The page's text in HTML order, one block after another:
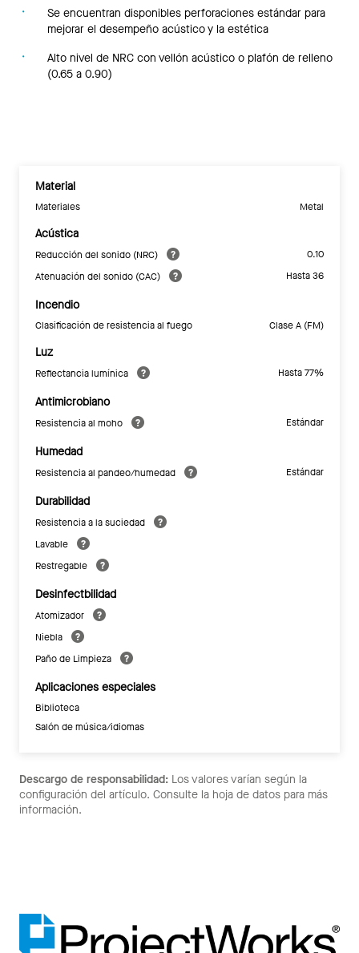
Se encuentran disponibles perforaciones estándar para
mejorar el desempeño acústico y la estética
Alto nivel de NRC con vellón acústico o plafón de relleno
(0.65 a 0.90)
Material
Materiales Metal
Acústica
Reducción del sonido (NRC)
0.10
Atenuación del sonido (CAC)
Hasta 36
Incendio
Clasificación de resistencia al fuego Clase A (FM)
Luz
Reflectancia lumínica Hasta 77%
Antimicrobiano
Resistencia al moho Estándar
Humedad
Resistencia al pandeo/humedad Estándar
Durabilidad
Resistencia a la suciedad
Lavable
Restregable
Desinfectbilidad
Atomizador
Niebla
Paño de Limpieza
Aplicaciones especiales
Biblioteca
Salón de música/idiomas
Descargo de responsabilidad: Los valores varían según la
configuración del artículo. Consulte la hoja de datos para más
información.